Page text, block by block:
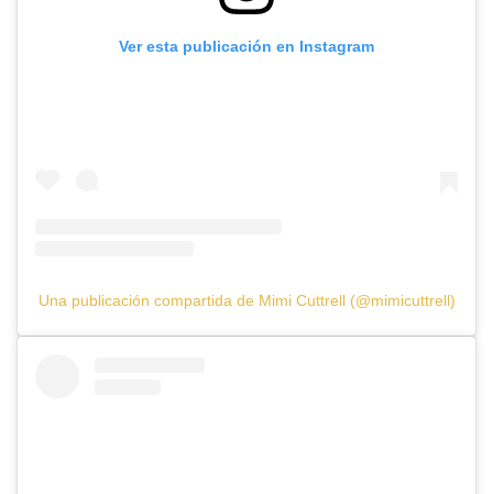
Ver esta publicación en Instagram
Una publicación compartida de Mimi Cuttrell (@mimicuttrell)